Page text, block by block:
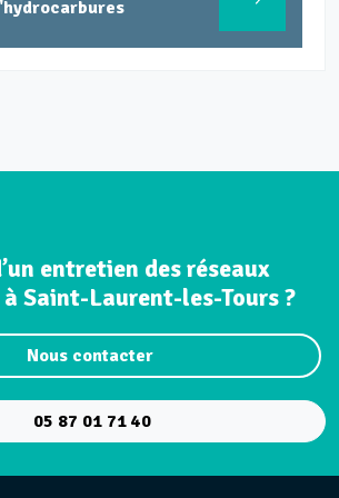
entretien des réseaux
Saint-Laurent-les-Tours ?
Nous contacter
05 87 01 71 40